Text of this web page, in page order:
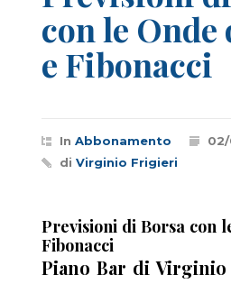
con le
e Fibonacci
In Abbonamento
di Virginio Frigieri
Previsioni di Borsa con
Fibonacci
Piano Bar di